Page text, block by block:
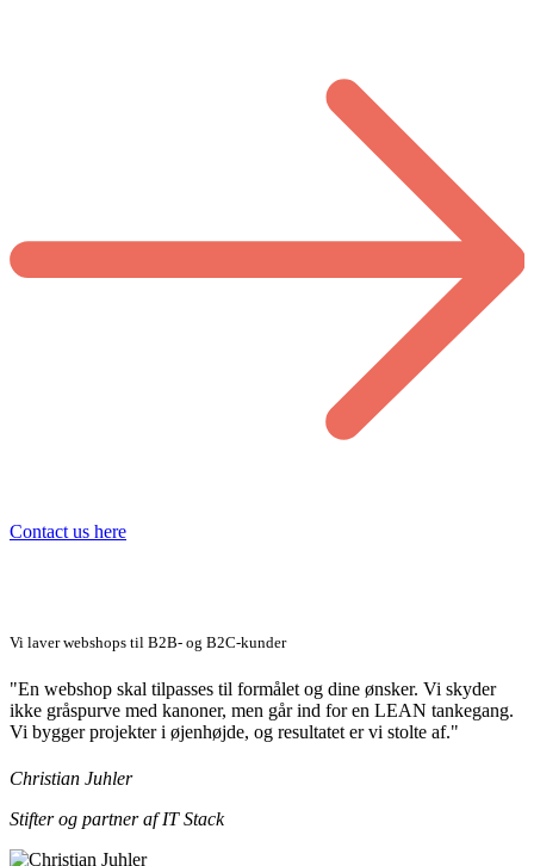
Contact us here
Vi laver webshops til B2B- og B2C-kunder
"En webshop skal tilpasses til formålet og dine ønsker. Vi skyder
ikke gråspurve med kanoner, men går ind for en LEAN tankegang.
Vi bygger projekter i øjenhøjde, og resultatet er vi stolte af."
Christian Juhler
Stifter og partner af IT Stack